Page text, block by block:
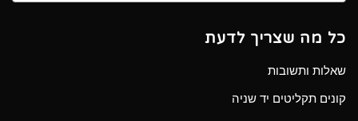
כל מה שצריך לדעת
שאלות ותשובות
קונים תקליטים יד שניה